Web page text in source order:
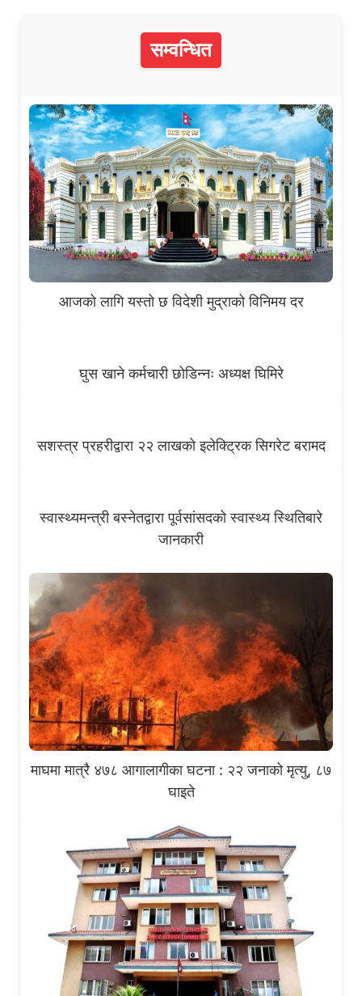
सम्वन्धित
आजको लागि यस्तो छ विदेशी मुद्राको विनिमय दर
घुस खाने कर्मचारी छोडिन्नः अध्यक्ष घिमिरे
सशस्त्र प्रहरीद्वारा २२ लाखको इलेक्ट्रिक सिगरेट बरामद
स्वास्थ्यमन्त्री बस्नेतद्वारा पूर्वसांसदको स्वास्थ्य स्थितिबारे
जानकारी
माघमा मात्रै ४७८ आगालागीका घटना : २२ जनाको मृत्यु, ८७
घाइते